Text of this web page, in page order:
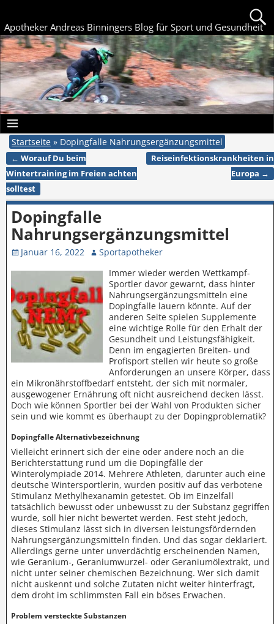
Apotheker Andreas Binningers Blog für Sport und Gesundheit
Startseite » Dopingfalle Nahrungsergänzungsmittel
Artikelnavigation
← Worauf Du beim
Wintertraining im Freien achten
solltest
Reiseinfektionskrankheiten in
Europa →
Dopingfalle
Nahrungsergänzungsmittel
Januar 16, 2022
Sportapotheker
Immer wieder werden Wettkampf-
Sportler davor gewarnt, dass hinter
Nahrungsergänzungsmitteln eine
Dopingfalle lauern könnte. Auf der
anderen Seite spielen Supplemente
eine wichtige Rolle für den Erhalt der
Gesundheit und Leistungsfähigkeit.
Denn im engagierten Breiten- und
Profisport stellen wir heute so große
Anforderungen an unsere Körper, dass
ein Mikronährstoffbedarf entsteht, der sich mit normaler,
ausgewogener Ernährung oft nicht ausreichend decken lässt.
Doch wie können Sportler bei der Wahl von Produkten sicher
sein und wie kommt es überhaupt zu der Dopingproblematik?
Dopingfalle Alternativbezeichnung
Vielleicht erinnert sich der eine oder andere noch an die
Berichterstattung rund um die Dopingfälle der
Winterolympiade 2014. Mehrere Athleten, darunter auch eine
deutsche Wintersportlerin, wurden positiv auf das verbotene
Stimulanz Methylhexanamin getestet. Ob im Einzelfall
tatsächlich bewusst oder unbewusst zu der Substanz gegriffen
wurde, soll hier nicht bewertet werden. Fest steht jedoch,
dieses Stimulanz lässt sich in diversen leistungsfördernden
Nahrungsergänzungsmitteln finden. Und das sogar deklariert.
Allerdings gerne unter unverdächtig erscheinenden Namen,
wie Geranium-, Geraniumwurzel- oder Geraniumölextrakt, und
nicht unter seiner chemischen Bezeichnung. Wer sich damit
nicht auskennt und solche Zutaten nicht weiter hinterfragt,
dem droht im schlimmsten Fall ein böses Erwachen.
Problem versteckte Substanzen